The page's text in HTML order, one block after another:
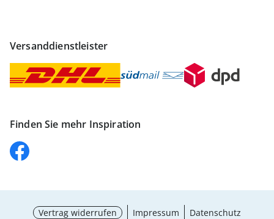
Versanddienstleister
Finden Sie mehr Inspiration
Vertrag widerrufen Impressum
Datenschutz